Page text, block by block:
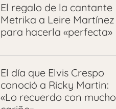
El regalo de la cantante
Metrika a Leire Martínez
para hacerla «perfecta»
El día que Elvis Crespo
conoció a Ricky Martin:
«Lo recuerdo con mucho